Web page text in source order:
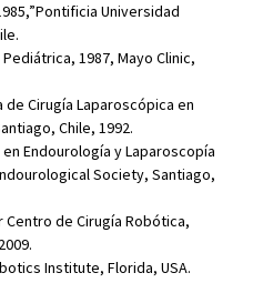
Universidad
1987, Mayo Clinic,
Cirugía Laparoscópica en
Chile, 1992.
Endourología y Laparoscopía
Society, Santiago,
de Cirugía Robótica,
Institute, Florida, USA.